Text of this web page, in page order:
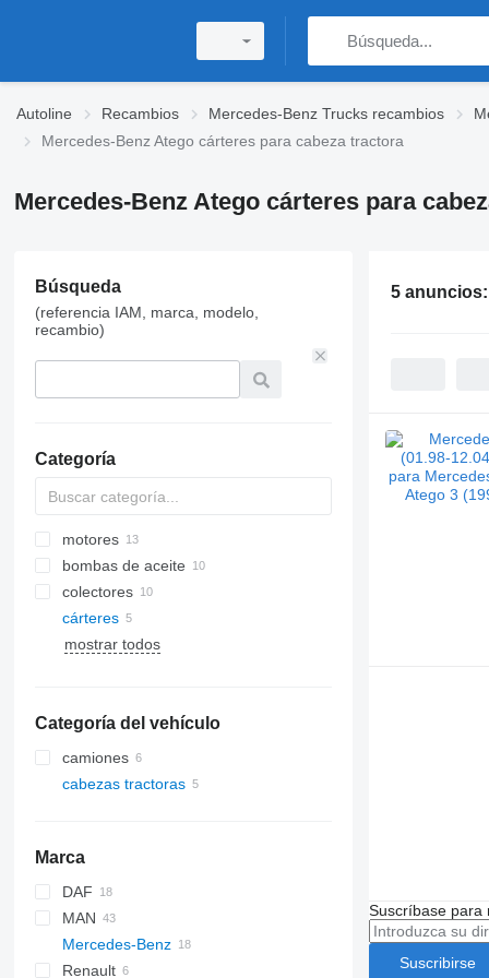
Autoline Recambios Mercedes-Benz Trucks recambios
Mercedes-Benz Atego cárteres para cabeza tractora
Mercedes-Benz Atego cárteres para
Búsqueda
(referencia IAM, marca, modelo,
recambio)
Categoría
motores
bombas de aceite
colectores
cárteres
mostrar todos
Categoría del vehículo
camiones
cabezas tractoras
Marca
DAF
CF
LF
XF
EuroCargo
Stralis
MAN
L2000
LE
Mercedes-Benz
Actros
Renault
5 anuncios:
Suscríbase para
Suscribirse